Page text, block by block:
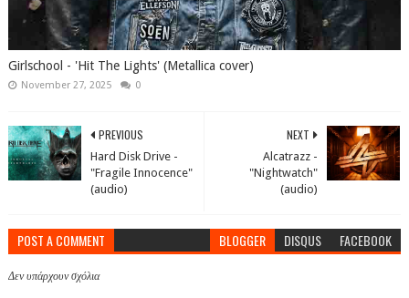
Girlschool - 'Hit The Lights' (Metallica cover)
November 27, 2025 0
NEXT
Alcatrazz -
"Nightwatch"
(audio)
PREVIOUS
Hard Disk Drive -
"Fragile Innocence"
(audio)
POST A COMMENT BLOGGER DISQUS FACEBOOK
Δεν υπάρχουν σχόλια